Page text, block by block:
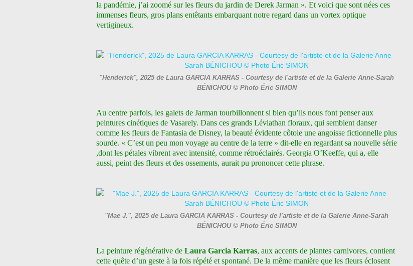
la pandémie, j’ai zoomé sur les fleurs du jardin de Derek Jarman ». Et voici que sont nées ces
immenses fleurs, gros plans entêtants embarquant notre regard dans un vortex optique
vertigineux.
"Henderick", 2025 de Laura GARCIA KARRAS - Courtesy de l'artiste et de la Galerie Anne-Sarah
BÉNICHOU © Photo Éric SIMON
Au centre parfois, les galets de Jarman tourbillonnent si bien qu’ils nous font penser aux
peintures cinétiques de Vasarely. Dans ces grands Léviathan floraux, qui semblent danser
comme les fleurs de Fantasia de Disney, la beauté évidente côtoie une angoisse fictionnelle plus
sourde. « C’est un peu mon voyage au centre de la terre » dit-elle en regardant sa nouvelle série
,dont les pétales vibrent avec intensité, comme rétroéclairés. Georgia O’Keeffe, qui a, elle
aussi, peint des fleurs et des ossements, aurait pu prononcer cette phrase.
"Mae J.", 2025 de Laura GARCIA KARRAS - Courtesy de l'artiste et de la Galerie Anne-Sarah
BÉNICHOU © Photo Éric SIMON
La peinture régénérative de Laura Garcia Karras, aux accents de plantes carnivores, contient
cette quête d’un geste à la fois répété et spontané. De la même manière que les fleurs éclosent